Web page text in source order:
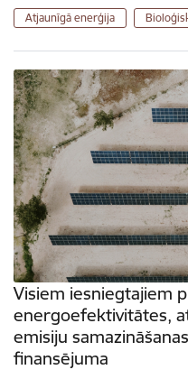
Atjaunīgā enerģija
Visiem iesniegtajiem
energoefektivitātes,
emisiju
finansējuma